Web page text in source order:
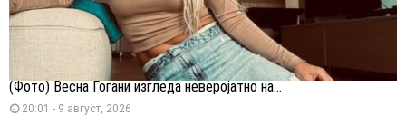
(Фото) Весна Ѓогани изгледа неверојатно на...
20:01 - 9 август, 2026